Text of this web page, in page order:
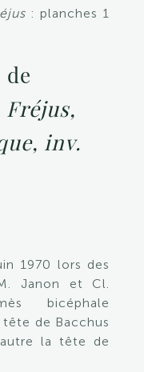
: planches 1
Fréjus,
inv.
1970 lors des
Janon et Cl.
bicéphale
de Bacchus
la tête de